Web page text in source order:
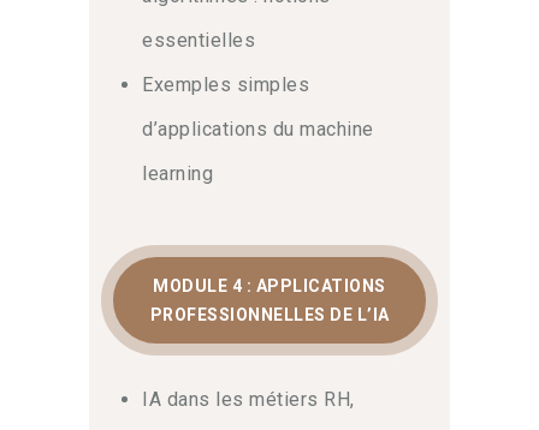
essentielles
Exemples simples
d’applications du machine
learning
MODULE 4 : APPLICATIONS
PROFESSIONNELLES DE L’IA
IA dans les métiers RH,